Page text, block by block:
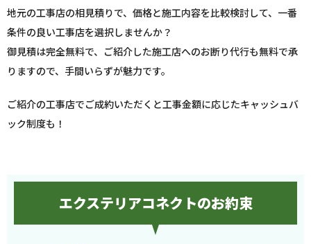
地元の工事店の相見積りで、価格と施工内容を比較検討して、一番
条件の良い工事店を選択しませんか？
御見積は完全無料で、ご紹介した施工店へのお断り代行も無料で承
りますので、手間いらずが魅力です。
ご紹介の工事店でご成約いただくと工事金額に応じたキャッシュバ
ック制度も！
エクステリアコネクトのお約束